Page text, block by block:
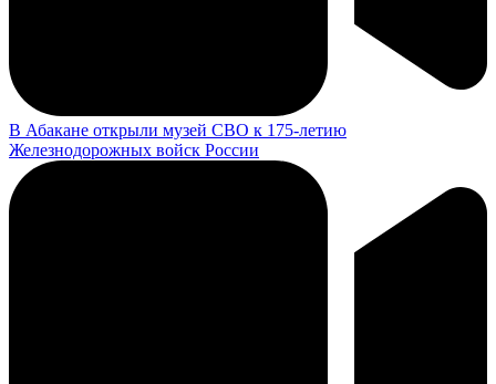
В Абакане открыли музей СВО к 175-летию
Железнодорожных войск России